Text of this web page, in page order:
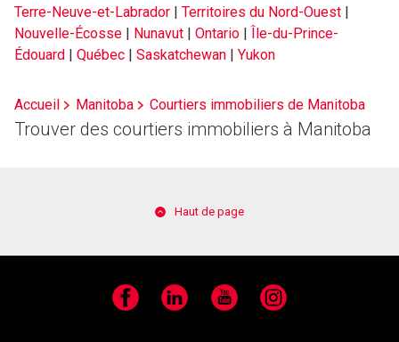
Terre-Neuve-et-Labrador | Territoires du Nord-Ouest |
Nouvelle-Écosse | Nunavut | Ontario | Île-du-Prince-
Édouard | Québec | Saskatchewan | Yukon
Accueil Manitoba Courtiers immobiliers de Manitoba
Trouver des courtiers immobiliers à Manitoba
Haut de page
Facebook LinkedIn YouTube Instagram